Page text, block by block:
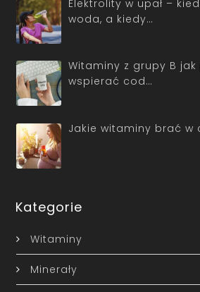
Elektrolity w upał –
woda, a kiedy…
Witaminy z grupy B
wspierać cod…
Jakie witaminy brać w
Kategorie
Witaminy
Minerały